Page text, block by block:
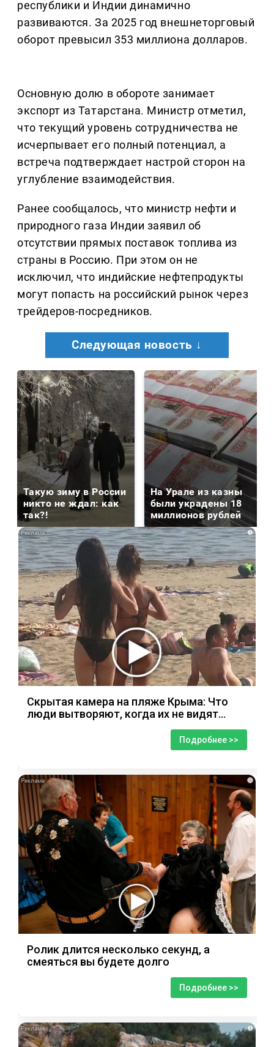
республики и Индии динамично
развиваются. За 2025 год внешнеторговый
оборот превысил 353 миллиона долларов.
Основную долю в обороте занимает
экспорт из Татарстана. Министр отметил,
что текущий уровень сотрудничества не
исчерпывает его полный потенциал, а
встреча подтверждает настрой сторон на
углубление взаимодействия.
Ранее сообщалось, что министр нефти и
природного газа Индии заявил об
отсутствии прямых поставок топлива из
страны в Россию. При этом он не
исключил, что индийские нефтепродукты
могут попасть на российский рынок через
трейдеров-посредников.
Следующая новость ↓
Такую зиму в России
никто не ждал: как
так?!
На Урале из казны
были украдены 18
миллионов рублей
i
Скрытая камера на пляже Крыма: Что
люди вытворяют, когда их не видят...
Подробнее >>
i
Ролик длится несколько секунд, а
смеяться вы будете долго
Подробнее >>
i